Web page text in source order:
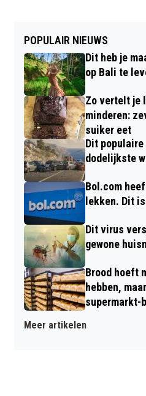
POPULAIR NIEUWS
Dit heb je
op Bali te
Zo vertelt je
minderen:
suiker eet
Dit
dodelijkste
Bol.com
lekken. Dit
Dit virus
gewone
Brood hoeft
hebben,
supermarkt-
Meer artikelen